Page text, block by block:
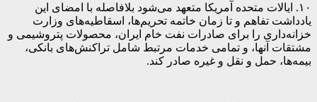
۱۰. ایالات متحده آمریکا متعهد می‌شود بلافاصله با امضای این
یادداشت تفاهم و تا زمان خاتمه تحریم‌ها، اسقاطیه‌های وزارت
خزانه‌داری را برای صادرات نفت خام ایران، محصولات پتروشیمی و
مشتقات آنها، و تمامی خدمات مرتبط شامل تراکنش‌های بانکی،
بیمه‌ها، حمل و نقل و غیره صادر کند.